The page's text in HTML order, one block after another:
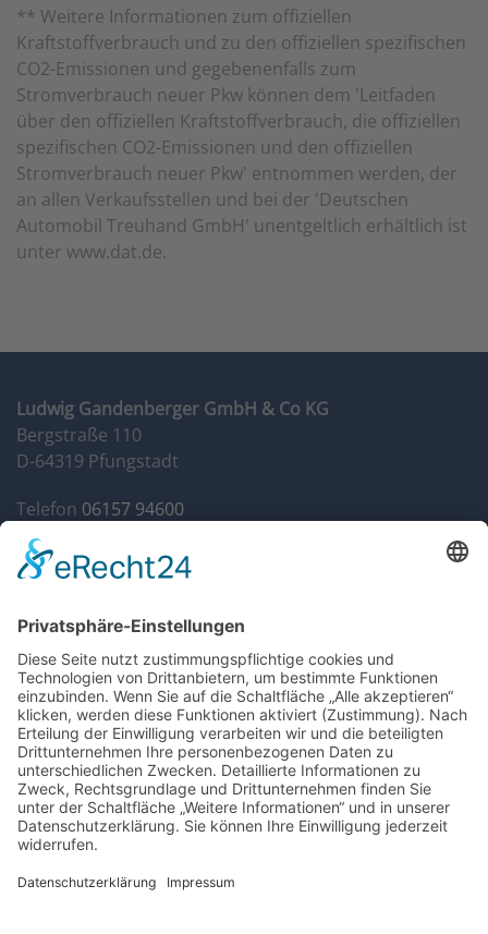
** Weitere Informationen zum offiziellen
Kraftstoffverbrauch und zu den offiziellen spezifischen
CO2-Emissionen und gegebenenfalls zum
Stromverbrauch neuer Pkw können dem 'Leitfaden
über den offiziellen Kraftstoffverbrauch, die offiziellen
spezifischen CO2-Emissionen und den offiziellen
Stromverbrauch neuer Pkw' entnommen werden, der
an allen Verkaufsstellen und bei der 'Deutschen
Automobil Treuhand GmbH' unentgeltlich erhältlich ist
unter www.dat.de.
Ludwig Gandenberger GmbH & Co KG
Bergstraße 110
D-64319 Pfungstadt
Telefon 06157 94600
Fax 06157 946014
info@autohaus-gandenberger.de
Geschäftszeiten
Mo. bis Do. 7:30 bis 18:00
Fr. 7:30 bis 17:00
Sa. 9:00 bis 12:00
Rechtliches